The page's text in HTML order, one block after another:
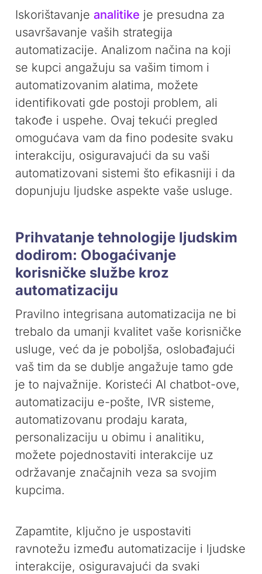
Iskorištavanjeanalitike je presudna za
usavršavanje vaših strategija
automatizacije. Analizom načina na koji
se kupci angažuju sa vašim timom i
automatizovanim alatima, možete
identifikovati gde postoji problem, ali
takođe i uspehe. Ovaj tekući pregled
omogućava vam da fino podesite svaku
interakciju, osiguravajući da su vaši
automatizovani sistemi što efikasniji i da
dopunjuju ljudske aspekte vaše usluge.
Prihvatanje tehnologije ljudskim
dodirom: Obogaćivanje
korisničke službe kroz
automatizaciju
Pravilno integrisana automatizacija ne bi
trebalo da umanji kvalitet vaše korisničke
usluge, već da je poboljša, oslobađajući
vaš tim da se dublje angažuje tamo gde
je to najvažnije. Koristeći AI chatbot-ove,
automatizaciju e-pošte, IVR sisteme,
automatizovanu prodaju karata,
personalizaciju u obimu i analitiku,
možete pojednostaviti interakcije uz
održavanje značajnih veza sa svojim
kupcima.
Zapamtite, ključno je uspostaviti
ravnotežu između automatizacije i ljudske
interakcije, osiguravajući da svaki